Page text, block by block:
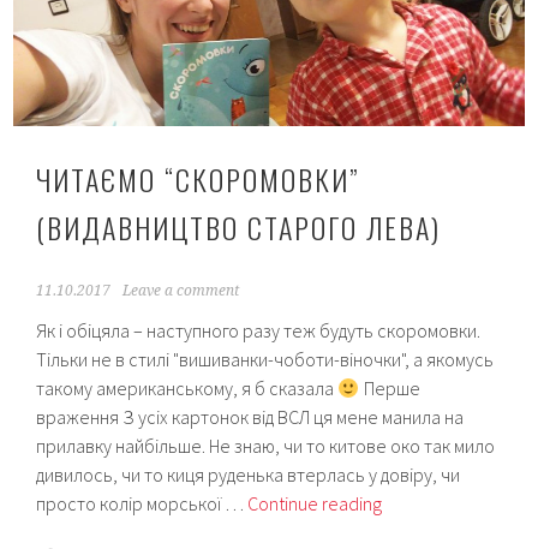
ЧИТАЄМО “СКОРОМОВКИ”
(ВИДАВНИЦТВО СТАРОГО ЛЕВА)
11.10.2017 Leave a comment
Як і обіцяла – наступного разу теж будуть скоромовки.
Тільки не в стилі "вишиванки-чоботи-віночки", а якомусь
такому американському, я б сказала
Перше
враження З усіх картонок від ВСЛ ця мене манила на
прилавку найбільше. Не знаю, чи то китове око так мило
дивилось, чи то киця руденька втерлась у довіру, чи
просто колір морської … Continue readingЧитаємо